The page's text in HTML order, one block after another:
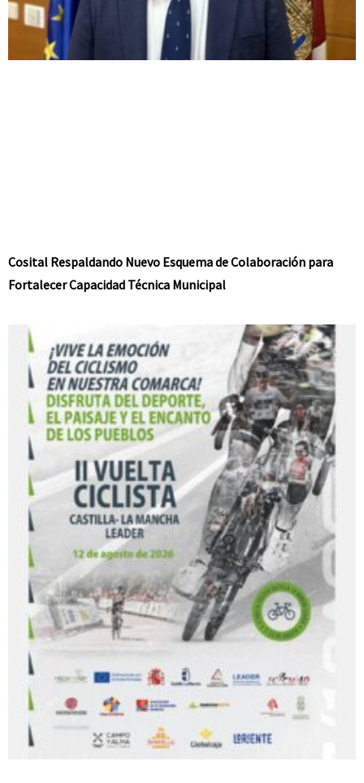
Cosital Respaldando Nuevo Esquema de Colaboración para
Fortalecer Capacidad Técnica Municipal